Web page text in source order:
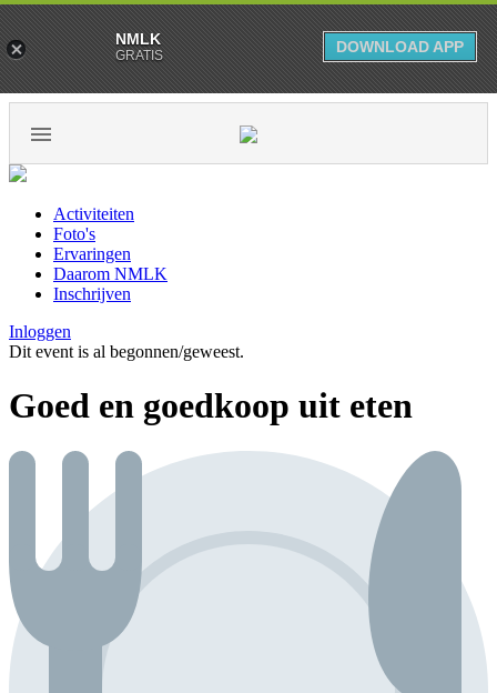
Activiteiten
Foto's
Ervaringen
Daarom NMLK
Inschrijven
Inloggen
Dit event is al begonnen/geweest.
Goed en goedkoop uit eten
NMLK
GRATIS DOWNLOAD APP